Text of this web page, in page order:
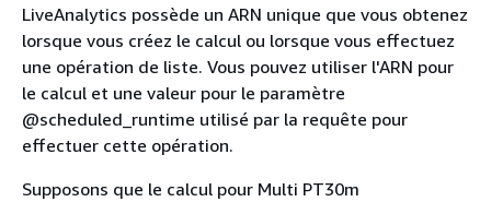
LiveAnalytics possède un ARN unique que vous obtenez
lorsque vous créez le calcul ou lorsque vous effectuez
une opération de liste. Vous pouvez utiliser l'ARN pour
le calcul et une valeur pour le paramètre
@scheduled_runtime utilisé par la requête pour
effectuer cette opération.
Supposons que le calcul pour Multi PT30m